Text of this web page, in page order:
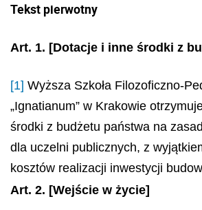
Tekst pierwotny
Art. 1. [Dotacje i inne środki z
[1] Wyższa Szkoła Filozoficzno-
„Ignatianum” w Krakowie
środki z budżetu państwa na
dla uczelni publicznych, z
kosztów realizacji inwestycji
Art. 2. [Wejście w życie]